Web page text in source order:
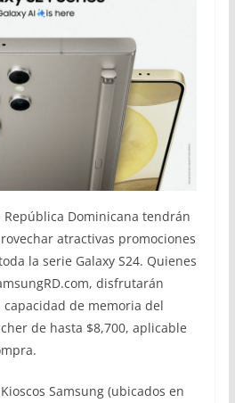
República Dominicana tendrán
atractivas promociones
la serie Galaxy S24. Quienes
disfrutarán
de memoria del
de hasta $8,700, aplicable
Samsung (ubicados en